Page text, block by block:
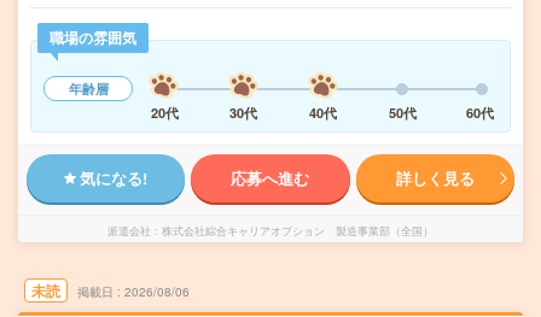
職場の雰囲気
年齢層
20代
30代 40代 50代 60代
気になる! 応募へ進む 詳しく見る
派遣会社 株式会社綜合キャリアオプション 製造事業部（全国）
未読 掲載日 2026/08/06